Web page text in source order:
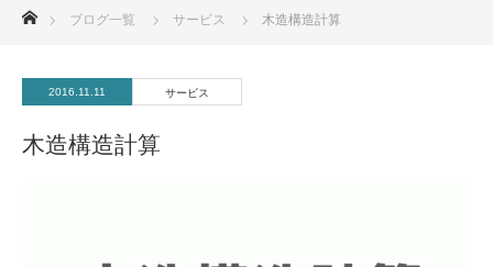
ブログ一覧 サービス 木造構造計算
2016.11.11 サービス
木造構造計算